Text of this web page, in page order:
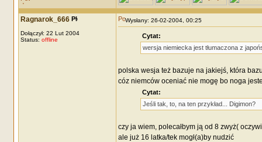
Ragnarok_666
Dołączył: 22 Lut 2004
Status: offline
Wysłany: 26-02-2004, 00:25
Cytat:
wersja niemiecka jest tłumaczona z
polska wesja też bazuje na jakiejś, która
cóz niemców oceniać nie mogę bo noga
Cytat:
Jeśli tak, to, na ten przykład... Digimon?
czy ja wiem, polecałbym ją od 8 zwyż(
ale już 16 latka/tek mogł(a)by nudzić